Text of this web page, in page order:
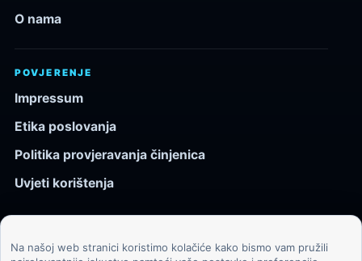
O nama
POVJERENJE
Impressum
Etika poslovanja
Politika provjeravanja činjenica
Uvjeti korištenja
Na našoj web stranici koristimo kolačiće kako bismo vam pružili